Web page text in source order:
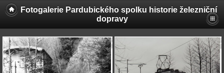
Fotogalerie Pardubického spolku historie železniční
dopravy